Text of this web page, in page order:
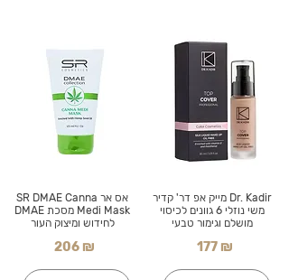
אס אר SR DMAE Canna
Medi Mask מסכת DMAE
לחידוש ומיצוק העור
206 ₪
Dr. Kadir מייק אפ דר' קדיר
משי נוזלי 6 גוונים לכיסוי
מושלם וגימור טבעי
177 ₪